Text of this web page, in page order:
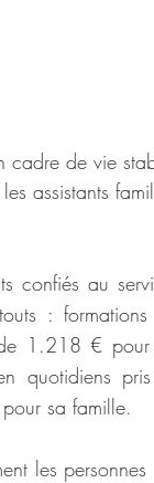
cadre de vie
assistants
confiés au
: formations
de 1.218 €
quotidiens
sa famille.
les personnes